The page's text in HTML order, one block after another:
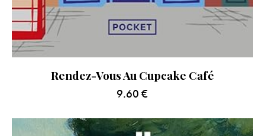
Rendez-Vous Au Cupcake Café
9.60 €